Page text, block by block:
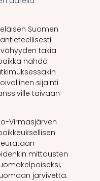
Suomen
takia
nähdä
sijainti
taivaan
Virmasjärven
mittausten
järvivettä.